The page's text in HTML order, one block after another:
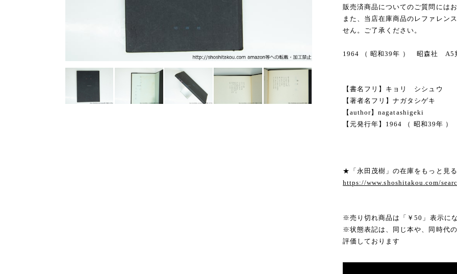
販売済商品についてのご質問には
また、当店在庫商品のレファレン
せん。ご了承ください。
1964 （ 昭和39年 ） 昭森社
【書名フリ】キョリ シシュウ
【著者名フリ】ナガタシゲキ
【author】nagatashigeki
【元発行年】1964 （ 昭和39年 ）
★「永田茂樹」の在庫をもっと見る
https://www.shoshitakou.com/
※売り切れ商品は「￥50」表示に
※状態表記は、同じ本や、同時代
評価しております